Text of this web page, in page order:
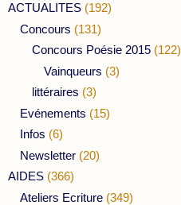
ACTUALITES (192)
Concours (131)
Concours Poésie 2015 (122)
Vainqueurs (3)
littéraires (3)
Evénements (15)
Infos (6)
Newsletter (20)
AIDES (366)
Ateliers Ecriture (349)